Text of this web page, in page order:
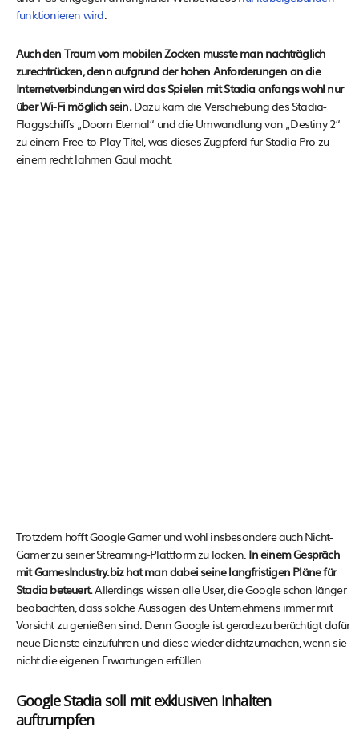
funktionieren wird.
Auch den Traum vom mobilen Zocken musste man nachträglich
zurechtrücken, denn aufgrund der hohen Anforderungen an die
Internetverbindungen wird das Spielen mit Stadia anfangs wohl nur
über Wi-Fi möglich sein.Dazu kam die Verschiebung des Stadia-
Flaggschiffs „Doom Eternal“ und die Umwandlung von „Destiny 2“
zu einem Free-to-Play-Titel, was dieses Zugpferd für Stadia Pro zu
einem recht lahmen Gaul macht.
Trotzdem hofft Google Gamer und wohl insbesondere auch Nicht-
Gamer zu seiner Streaming-Plattform zu locken. In einem Gespräch
mit GamesIndustry.biz hat man dabei seine langfristigen Pläne für
Stadia beteuert.Allerdings wissen alle User, die Google schon länger
beobachten, dass solche Aussagen des Unternehmens immer mit
Vorsicht zu genießen sind. Denn Google ist geradezu berüchtigt dafür
neue Dienste einzuführen und diese wieder dichtzumachen, wenn sie
nicht die eigenen Erwartungen erfüllen.
Google Stadia soll mit exklusiven Inhalten
auftrumpfen